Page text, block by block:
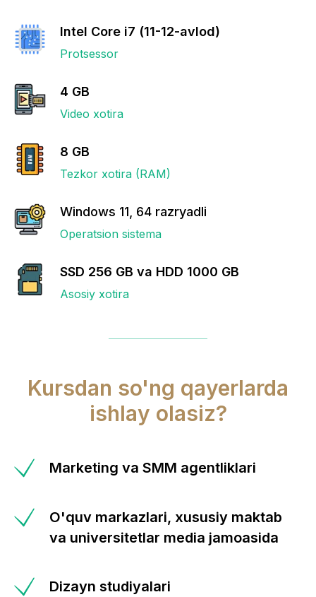
Intel Core i7 (11-12-avlod)
Protsessor
4 GB
Video xotira
8 GB
Tezkor xotira (RAM)
Windows 11, 64 razryadli
Operatsion sistema
SSD 256 GB va HDD 1000 GB
Asosiy xotira
Kursdan so'ng qayerlarda
ishlay olasiz?
Marketing va SMM agentliklari
O'quv markazlari, xususiy maktab
va universitetlar media jamoasida
Dizayn studiyalari